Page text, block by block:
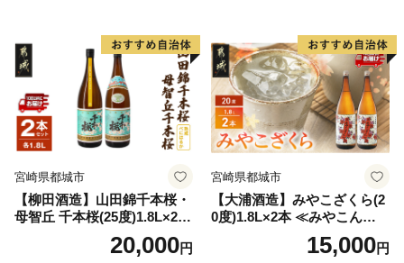
宮崎県都城市
【柳田酒造】山田錦千本桜・
母智丘 千本桜(25度)1.8L×2本
≪みやこんじょ特急便≫_AC
20,000円
宮崎県都城市
【大浦酒造】みやこざくら(2
0度)1.8L×2本 ≪みやこんじょ
特急便≫_MJ-077115,000円